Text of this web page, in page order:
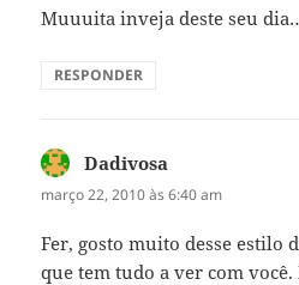
Muuuita inveja deste seu
RESPONDER
Dadivosa
março 22, 2010 às 6:40 am
Fer, gosto muito desse estilo
que tem tudo a ver com você.